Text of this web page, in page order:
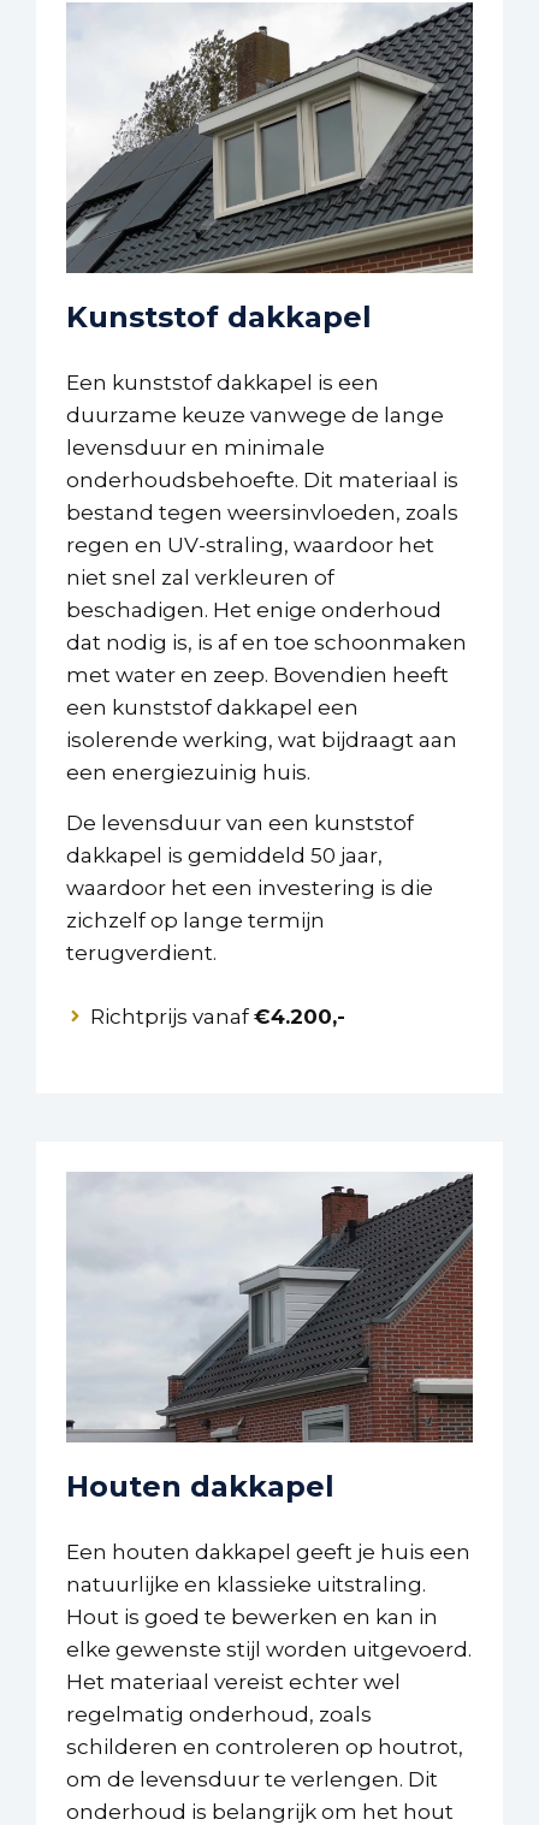
Kunststof dakkapel
Een kunststof dakkapel is een
duurzame keuze vanwege de lange
levensduur en minimale
onderhoudsbehoefte. Dit materiaal is
bestand tegen weersinvloeden, zoals
regen en UV-straling, waardoor het
niet snel zal verkleuren of
beschadigen. Het enige onderhoud
dat nodig is, is af en toe schoonmaken
met water en zeep. Bovendien heeft
een kunststof dakkapel een
isolerende werking, wat bijdraagt aan
een energiezuinig huis.
De levensduur van een kunststof
dakkapel is gemiddeld 50 jaar,
waardoor het een investering is die
zichzelf op lange termijn
terugverdient.
Richtprijs vanaf€4.200,-
Houten dakkapel
Een houten dakkapel geeft je huis een
natuurlijke en klassieke uitstraling.
Hout is goed te bewerken en kan in
elke gewenste stijl worden uitgevoerd.
Het materiaal vereist echter wel
regelmatig onderhoud, zoals
schilderen en controleren op houtrot,
om de levensduur te verlengen. Dit
onderhoud is belangrijk om het hout